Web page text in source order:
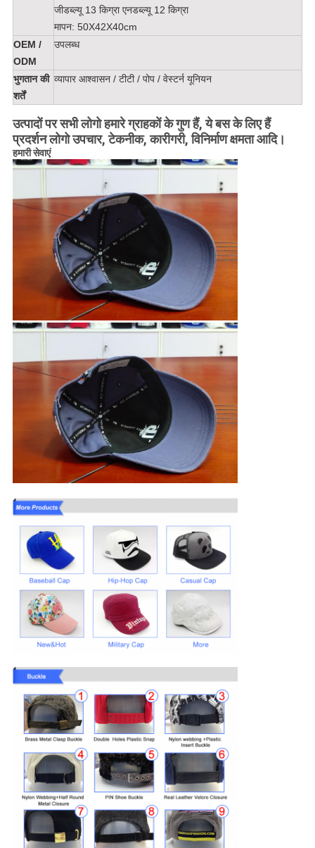
जीडब्ल्यू 13 किग्रा एनडब्ल्यू 12 किग्रा
मापन: 50X42X40cm
OEM /
ODM
उपलब्ध
भुगतान की
शर्तें
व्यापार आश्वासन / टीटी / पोप / वेस्टर्न यूनियन
उत्पादों पर सभी लोगो हमारे ग्राहकों के गुण हैं, ये बस के लिए हैं
प्रदर्शन लोगो उपचार, टेकनीक, कारीगरी, विनिर्माण क्षमता आदि।
हमारी सेवाएं